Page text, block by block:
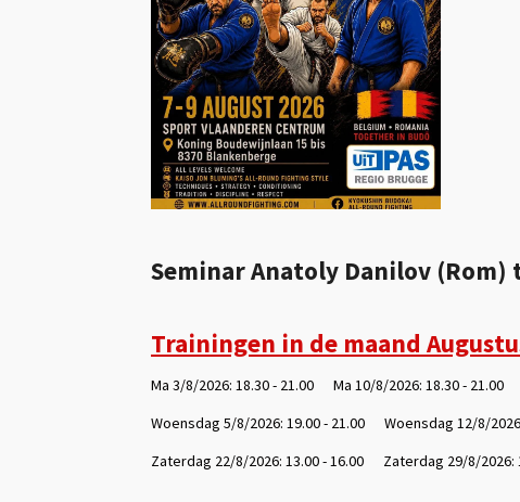
Seminar Anatoly Danilov (Rom)
Trainingen in de maand
Ma 3/8/2026: 18.30 - 21.00 Ma 10/8/2026: 18.30 -
Woensdag 5/8/2026: 19.00 - 21.00 Woensdag 12/8/
Zaterdag 22/8/2026: 13.00 - 16.00 Zaterdag 29/8/2026: